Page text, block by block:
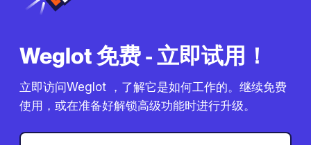
Weglot 免费 - 立即试用！
立即访问Weglot ，了解它是如何工作的。继续免费
使用，或在准备好解锁高级功能时进行升级。